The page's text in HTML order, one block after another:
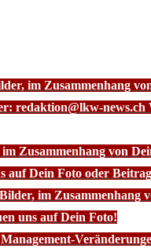
im Zusammenhang
redaktion@lkw-
Zusammenhang von
auf Dein Foto oder
im
uns auf Dein Foto!